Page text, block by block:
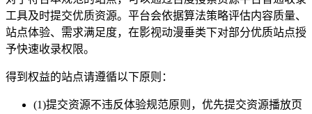
工具及时提交优质资源。平台会依据算法策略评估内容质量、
站点体验、需求满足度，在影视动漫垂类下对部分优质站点授
予快速收录权限。
得到权益的站点请遵循以下原则：
(1)提交资源不违反体验规范原则，优先提交资源播放页